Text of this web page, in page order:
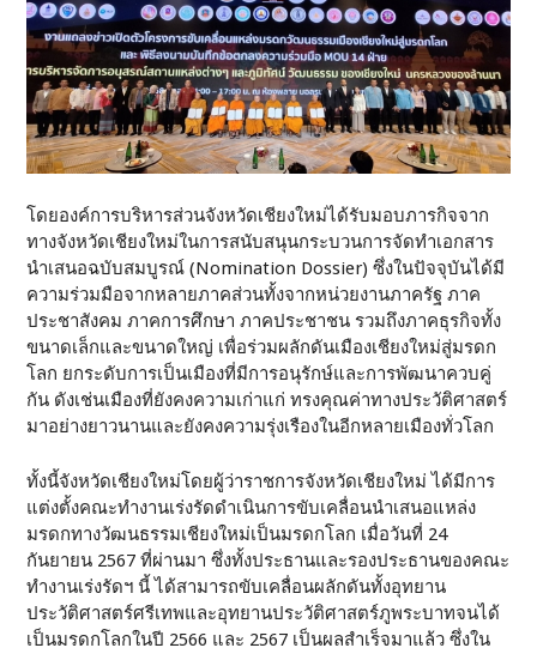
โดยองค์การบริหารส่วนจังหวัดเชียงใหม่ได้รับมอบภารกิจจาก
ทางจังหวัดเชียงใหม่ในการสนับสนุนกระบวนการจัดทำเอกสาร
นำเสนอฉบับสมบูรณ์ (Nomination Dossier) ซึ่งในปัจจุบันได้มี
ความร่วมมือจากหลายภาคส่วนทั้งจากหน่วยงานภาครัฐ ภาค
ประชาสังคม ภาคการศึกษา ภาคประชาชน รวมถึงภาคธุรกิจทั้ง
ขนาดเล็กและขนาดใหญ่ เพื่อร่วมผลักดันเมืองเชียงใหม่สู่มรดก
โลก ยกระดับการเป็นเมืองที่มีการอนุรักษ์และการพัฒนาควบคู่
กัน ดังเช่นเมืองที่ยังคงความเก่าแก่ ทรงคุณค่าทางประวัติศาสตร์
มาอย่างยาวนานและยังคงความรุ่งเรืองในอีกหลายเมืองทั่วโลก
ทั้งนี้จังหวัดเชียงใหม่โดยผู้ว่าราชการจังหวัดเชียงใหม่ ได้มีการ
แต่งตั้งคณะทำงานเร่งรัดดำเนินการขับเคลื่อนนำเสนอแหล่ง
มรดกทางวัฒนธรรมเชียงใหม่เป็นมรดกโลก เมื่อวันที่ 24
กันยายน 2567 ที่ผ่านมา ซึ่งทั้งประธานและรองประธานของคณะ
ทำงานเร่งรัดฯ นี้ ได้สามารถขับเคลื่อนผลักดันทั้งอุทยาน
ประวัติศาสตร์ศรีเทพและอุทยานประวัติศาสตร์ภูพระบาทจนได้
เป็นมรดกโลกในปี 2566 และ 2567 เป็นผลสำเร็จมาแล้ว ซึ่งใน